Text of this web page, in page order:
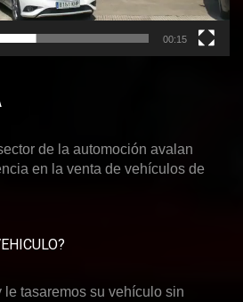
00:15
de la automoción avalan
en la venta de vehículos de
le tasaremos su vehículo sin